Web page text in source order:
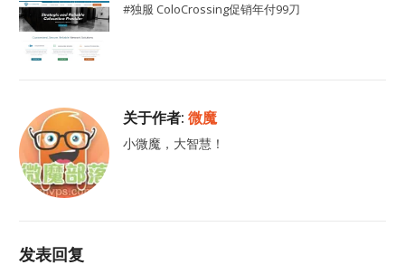
#独服 ColoCrossing促销年付99刀
关于作者:微魔
小微魔，大智慧！
发表回复